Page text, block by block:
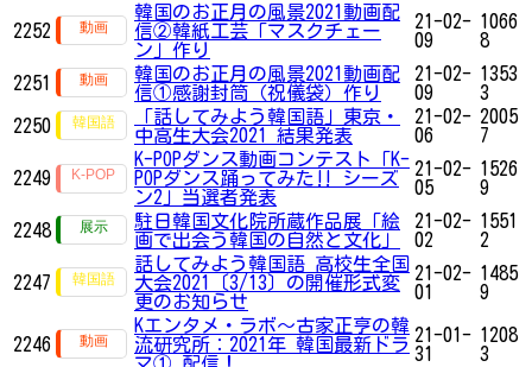
2252
韓国のお正月の風景2021動画配
信②韓紙工芸「マスクチェー
ン」作り
21-02-
09
1066
8
2251
韓国のお正月の風景2021動画配
信①感謝封筒（祝儀袋）作り
21-02-
09
1353
3
2250
「話してみよう韓国語」東京・
中高生大会2021 結果発表
21-02-
06
2005
7
2249
K-POPダンス動画コンテスト「K-
POPダンス踊ってみた‼ シーズ
ン2」​​​​​​当選者発表
21-02-
05
1526
9
2248
駐日韓国文化院所蔵作品展「絵
画で出会う韓国の自然と文化」
21-02-
02
1551
2
2247
話してみよう韓国語 高校生全国
大会2021〔3/13〕の開催形式変
更のお知らせ
21-02-
01
1485
9
2246
Kエンタメ・ラボ～古家正亨の韓
流研究所：2021年 韓国最新ドラ 21-01-
31
1208
3